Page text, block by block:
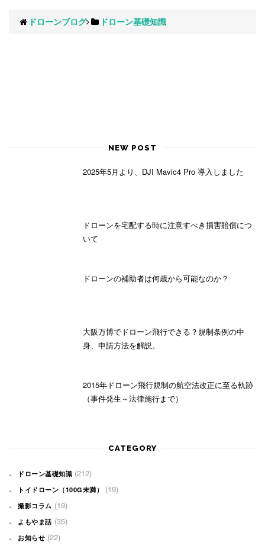
ドローンブログ ドローン基礎知識
NEW POST
2025年5月より、DJI Mavic4 Pro 導入しました
ドローンを宅配する時に注意すべき損害賠償につ
いて
ドローンの補助者は何歳から可能なのか？
大阪万博でドローン飛行できる？規制条例の中
身、申請方法を解説。
2015年ドローン飛行規制の航空法改正に至る軌跡
（事件発生～法律施行まで）
CATEGORY
ドローン基礎知識 (212)
トイドローン（100G未満） (19)
撮影コラム (19)
よもやま話 (35)
お知らせ (22)